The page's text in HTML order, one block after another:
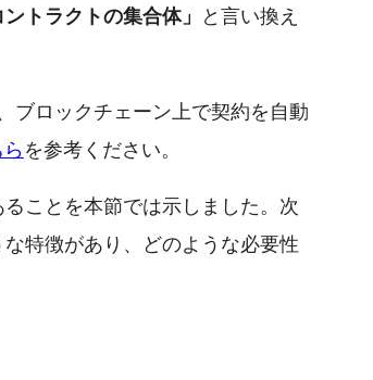
ントラクトの集合体」 と言い換え
ブロックチェーン上で契約を自動
を参考ください。
ことを本節では示しました。次
特徴があり、どのような必要性